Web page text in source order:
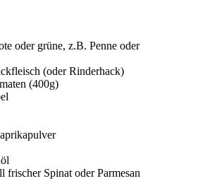
oder grüne, z.B. Penne oder
(oder Rinderhack)
(400g)
frischer Spinat oder Parmesan